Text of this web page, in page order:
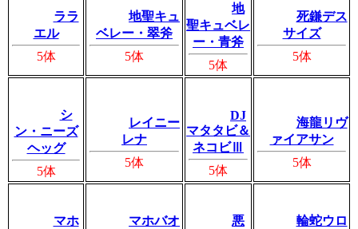
ララ
エル
5体
地聖キュ
ベレー・翠斧
5体
地
聖キュベレ
ー・青斧
5体
死鎌デス
サイズ
5体
シ
ン・ニーズ
ヘッグ
5体
レイニー
レナ
5体
DJ
マタタビ＆
ネコビⅢ
5体
海龍リヴ
ァイアサン
5体
マホ
マホバオ
悪
輪蛇ウロ